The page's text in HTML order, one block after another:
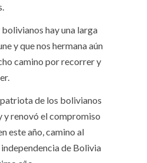
hay una larga
y que nos hermana aún
camino por recorrer y
de los bolivianos
y renovó el compromiso
este año, camino al
de Bolivia